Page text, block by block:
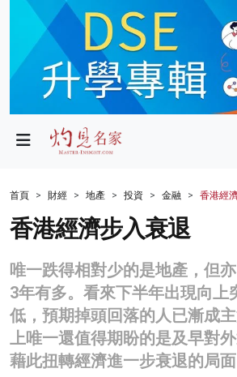
政局
財經
生活
商業
科技
影片
首頁 財經 地產 投資 金融 香港經
香港經濟步入衰退
唯一跌得相對少的是地產，但
3年有多。看來下半年出現向上
低，預期掉頭回落的人已漸成
上唯一還值得期盼的是及早對
藉此扭轉經濟進一步衰退的局面